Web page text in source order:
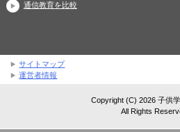
通信教育を比較
サイトマップ
運営者情報
Copyright (C) 2026 子供
All Rights